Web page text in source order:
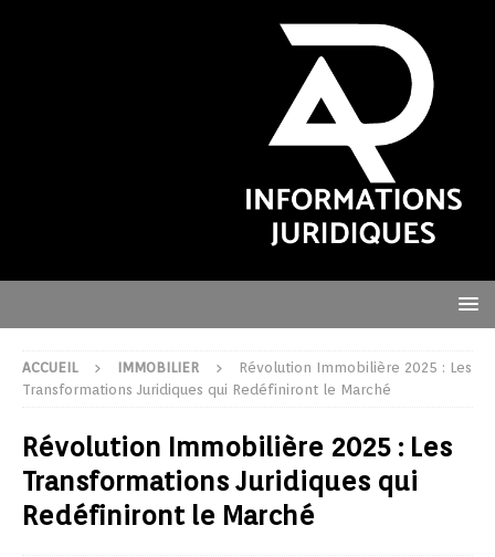
ACCUEIL IMMOBILIER
Révolution Immobilière 2025 : Les
Transformations Juridiques qui Redéfiniront le Marché
Révolution Immobilière 2025 : Les
Transformations Juridiques qui
Redéfiniront le Marché